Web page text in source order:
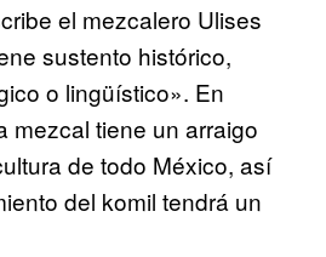
el mezcalero Ulises
sustento histórico,
o lingüístico». En
mezcal tiene un arraigo
de todo México, así
del komil tendrá un